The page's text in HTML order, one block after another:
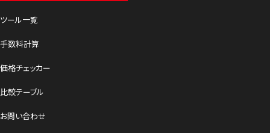
ツール一覧
手数料計算
価格チェッカー
比較テーブル
お問い合わせ